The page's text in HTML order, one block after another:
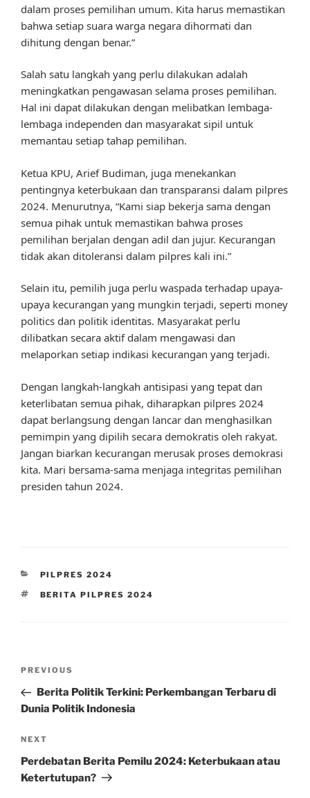
dalam proses pemilihan umum. Kita harus memastikan
bahwa setiap suara warga negara dihormati dan
dihitung dengan benar.”
Salah satu langkah yang perlu dilakukan adalah
meningkatkan pengawasan selama proses pemilihan.
Hal ini dapat dilakukan dengan melibatkan lembaga-
lembaga independen dan masyarakat sipil untuk
memantau setiap tahap pemilihan.
Ketua KPU, Arief Budiman, juga menekankan
pentingnya keterbukaan dan transparansi dalam pilpres
2024. Menurutnya, “Kami siap bekerja sama dengan
semua pihak untuk memastikan bahwa proses
pemilihan berjalan dengan adil dan jujur. Kecurangan
tidak akan ditoleransi dalam pilpres kali ini.”
Selain itu, pemilih juga perlu waspada terhadap upaya-
upaya kecurangan yang mungkin terjadi, seperti money
politics dan politik identitas. Masyarakat perlu
dilibatkan secara aktif dalam mengawasi dan
melaporkan setiap indikasi kecurangan yang terjadi.
Dengan langkah-langkah antisipasi yang tepat dan
keterlibatan semua pihak, diharapkan pilpres 2024
dapat berlangsung dengan lancar dan menghasilkan
pemimpin yang dipilih secara demokratis oleh rakyat.
Jangan biarkan kecurangan merusak proses demokrasi
kita. Mari bersama-sama menjaga integritas pemilihan
presiden tahun 2024.
CATEGORIES
PILPRES 2024
TAGS
BERITA PILPRES 2024
Previous
Post
PREVIOUS
Berita Politik Terkini: Perkembangan Terbaru di
Dunia Politik Indonesia
Next
Post
NEXT
Perdebatan Berita Pemilu 2024: Keterbukaan atau
Ketertutupan?